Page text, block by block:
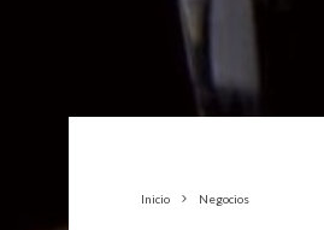
Inicio Negocios